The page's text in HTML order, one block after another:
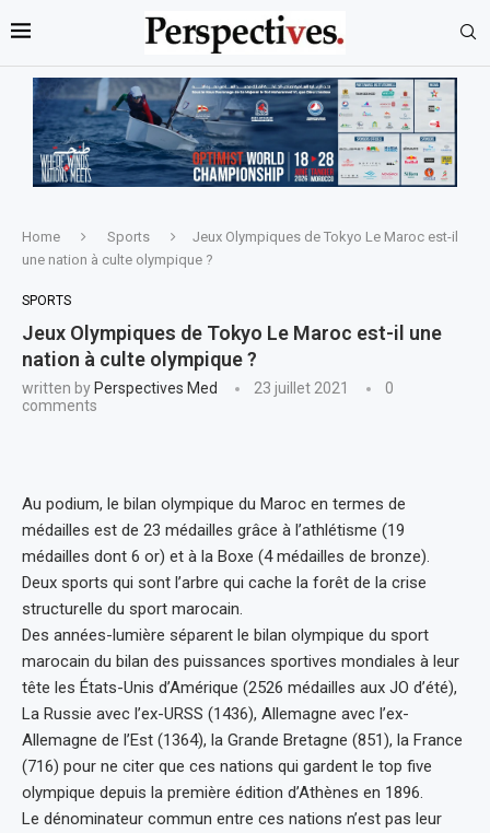
Home Sports
Jeux Olympiques de Tokyo Le Maroc est-il
une nation à culte olympique ?
SPORTS
Jeux Olympiques de Tokyo Le Maroc est-il une
nation à culte olympique ?
written by Perspectives Med 23 juillet 2021
0
comments
Au podium, le bilan olympique du Maroc en termes de
médailles est de 23 médailles grâce à l’athlétisme (19
médailles dont 6 or) et à la Boxe (4 médailles de bronze).
Deux sports qui sont l’arbre qui cache la forêt de la crise
structurelle du sport marocain.
Des années-lumière séparent le bilan olympique du sport
marocain du bilan des puissances sportives mondiales à leur
tête les États-Unis d’Amérique (2526 médailles aux JO d’été),
La Russie avec l’ex-URSS (1436), Allemagne avec l’ex-
Allemagne de l’Est (1364), la Grande Bretagne (851), la France
(716) pour ne citer que ces nations qui gardent le top five
olympique depuis la première édition d’Athènes en 1896.
Le dénominateur commun entre ces nations n’est pas leur